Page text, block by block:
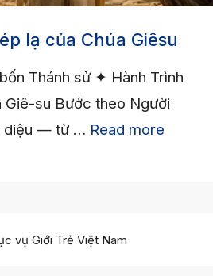
lạ của Chúa Giêsu
Thánh sử ✦ Hành Trình
Giê-su Bước theo Người
diệu — từ … Read more
vụ Giới Trẻ Việt Nam